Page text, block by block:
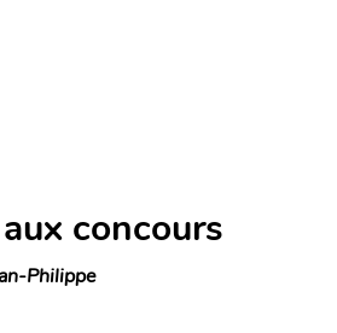
concours
Philippe